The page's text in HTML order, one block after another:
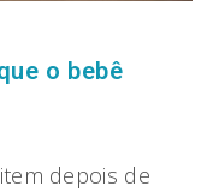
o bebê
depois de